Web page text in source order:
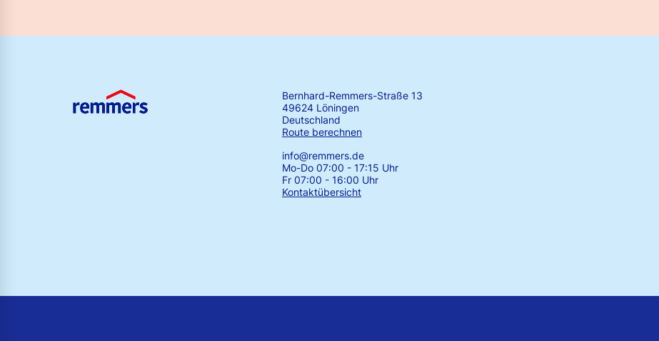
Bernhard-Remmers-Straße 13
49624 Löningen
Deutschland
Route berechnen
info@remmers.de
Mo-Do 07:00 - 17:15 Uhr
Fr 07:00 - 16:00 Uhr
Kontaktübersicht